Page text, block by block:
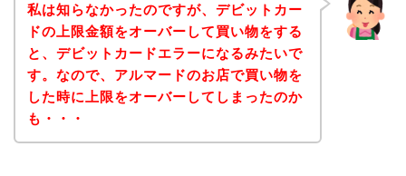
私は知らなかったのですが、デビットカー
ドの上限金額をオーバーして買い物をする
と、デビットカードエラーになるみたいで
す。なので、アルマードのお店で買い物を
した時に上限をオーバーしてしまったのか
も・・・